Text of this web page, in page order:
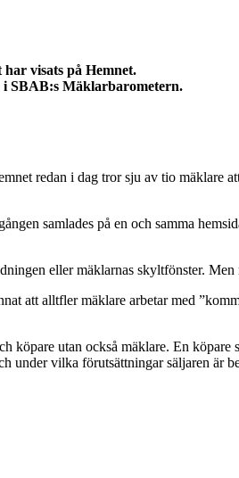
visats på Hemnet.
i SBAB:s Mäklarbarometern.
redan i dag tror sju av tio
samlades på en och samma
eller mäklarnas skyltfönster.
att alltfler mäklare arbetar med
köpare utan också mäklare. En
under vilka förutsättningar säljaren är